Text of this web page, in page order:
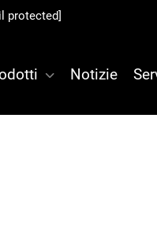
protected]
Notizie